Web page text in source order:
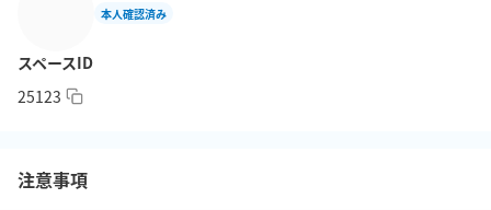
本人確認済み
スペースID
25123
注意事項